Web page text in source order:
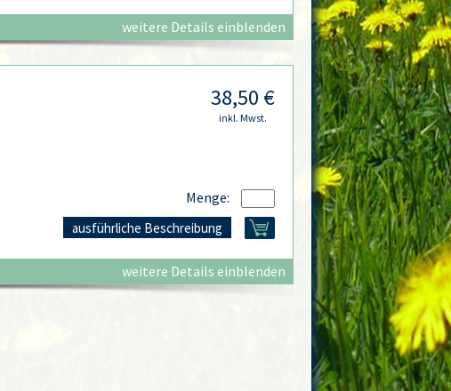
weitere Details einblenden
38,50 €
inkl. Mwst.
Menge:
ausführliche Beschreibung
weitere Details einblenden